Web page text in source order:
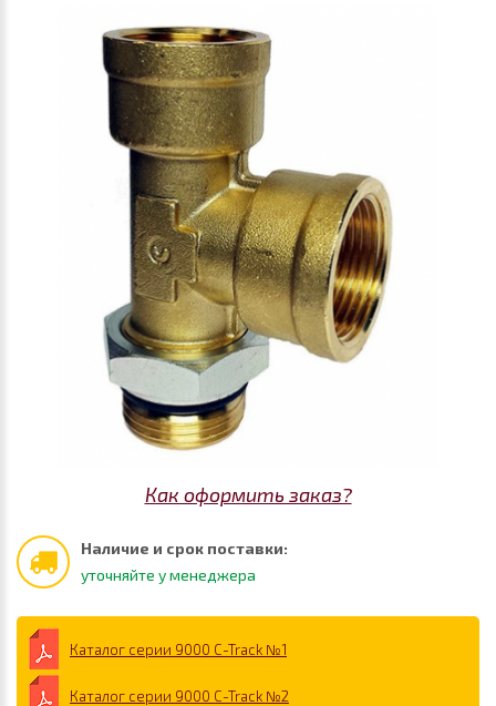
Как оформить заказ?
Наличие и срок поставки:
уточняйте у менеджера
Каталог серии 9000 C-Track №1
Каталог серии 9000 C-Track №2